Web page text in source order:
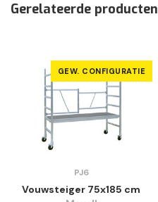
Gerelateerde producten
GEW. CONFIGURATIE
PJ6
Vouwsteiger 75x185 cm